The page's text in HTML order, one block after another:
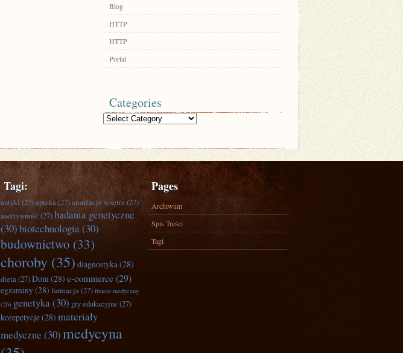
Blog
HTTP
HTTP
Portal
Categories
Categories
Tagi:
antyki(27)apteka(27)aranżacja wnętrz(27)
asertywność (27)badania genetyczne
(30)biotechnologia(30)
budownictwo (33)
choroby (35) diagnostyka(28)
dieta(27)Dom(28) e-commerce(29)
egzaminy(28) farmacja(27) fitness medyczny
(26) genetyka(30) gry edukacyjne (27)
korepetycje(28) materiały
medyczne (30)medycyna
Pages
Archiwum
Spis Treści
Tagi